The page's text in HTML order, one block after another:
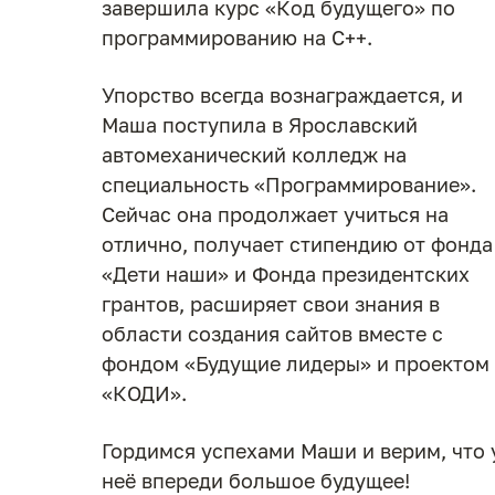
завершила курс «Код будущего» по
программированию на C++.
Упорство всегда вознаграждается, и
Маша поступила в Ярославский
автомеханический колледж на
специальность «Программирование».
Сейчас она продолжает учиться на
отлично, получает стипендию от фонда
«Дети наши» и Фонда президентских
грантов, расширяет свои знания в
области создания сайтов вместе с
фондом «Будущие лидеры» и проектом
«КОДИ».
Гордимся успехами Маши и верим, что
неё впереди большое будущее!